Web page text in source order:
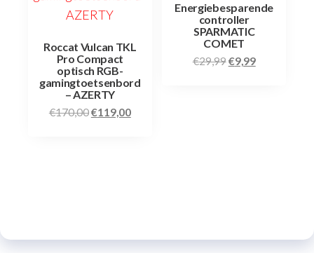
Roccat Vulcan TKL
Pro Compact
optisch RGB-
gamingtoetsenbord
– AZERTY
€170,00€119,00
Energiebesparende
controller
SPARMATIC
COMET
€29,99€9,99